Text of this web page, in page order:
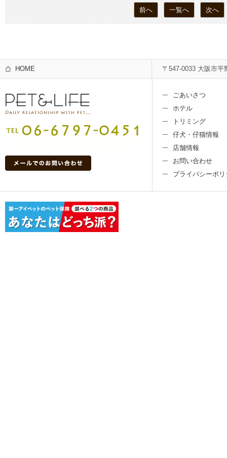
前へ 一覧へ 次へ
HOME 〒547-0033 大阪市平
ごあいさつ
ホテル
トリミング
仔犬・仔猫情報
店舗情報
お問い合わせ
プライバシーポリ